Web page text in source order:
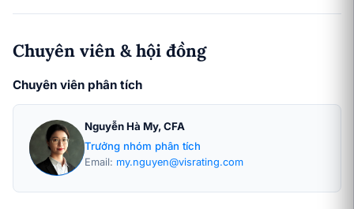
Chuyên viên & hội đồng
Chuyên viên phân tích
Nguyễn Hà My, CFA
Trưởng nhóm phân tích
Email: my.nguyen@visrating.com